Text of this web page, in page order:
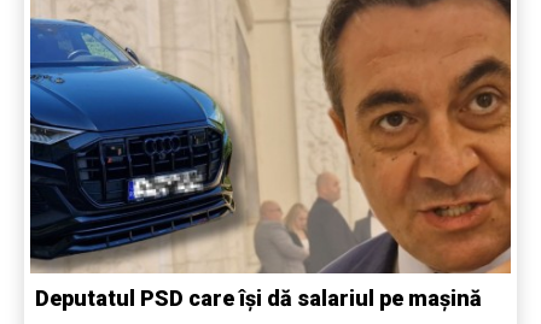
Deputatul PSD care își dă salariul pe mașină